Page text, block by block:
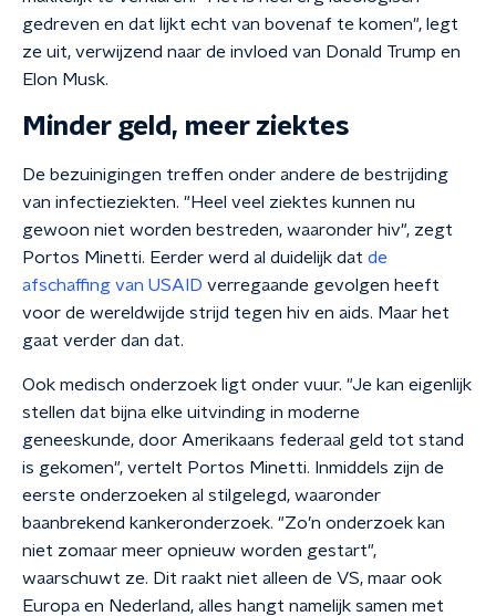
gedreven en dat lijkt echt van bovenaf te komen", legt
ze uit, verwijzend naar de invloed van Donald Trump en
Elon Musk.
Minder geld, meer ziektes
De bezuinigingen treffen onder andere de bestrijding
van infectieziekten. "Heel veel ziektes kunnen nu
gewoon niet worden bestreden, waaronder hiv", zegt
Portos Minetti. Eerder werd al duidelijk dat de
afschaffing van USAID verregaande gevolgen heeft
voor de wereldwijde strijd tegen hiv en aids. Maar het
gaat verder dan dat.
Ook medisch onderzoek ligt onder vuur. "Je kan eigenlijk
stellen dat bijna elke uitvinding in moderne
geneeskunde, door Amerikaans federaal geld tot stand
is gekomen", vertelt Portos Minetti. Inmiddels zijn de
eerste onderzoeken al stilgelegd, waaronder
baanbrekend kankeronderzoek. "Zo’n onderzoek kan
niet zomaar meer opnieuw worden gestart",
waarschuwt ze. Dit raakt niet alleen de VS, maar ook
Europa en Nederland, alles hangt namelijk samen met